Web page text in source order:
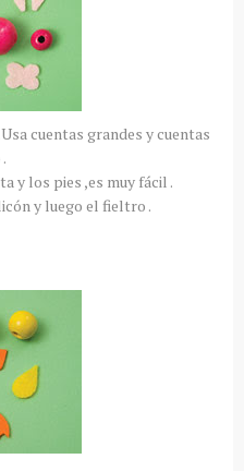
cuentas grandes y cuentas
y los pies ,es muy fácil .
y luego el fieltro .